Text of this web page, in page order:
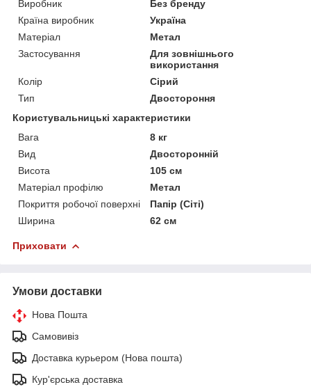
Виробник
Без бренду
Країна виробник
Україна
Матеріал
Метал
Застосування
Для зовнішнього
використання
Колір
Сірий
Тип
Двостороння
Користувальницькі характеристики
Вага
8 кг
Вид
Двосторонній
Висота
105 см
Матеріал профілю
Метал
Покриття робочої поверхні
Папір (Сіті)
Ширина
62 см
Приховати
Умови доставки
Нова Пошта
Самовивіз
Доставка курьером (Нова пошта)
Кур'єрська доставка